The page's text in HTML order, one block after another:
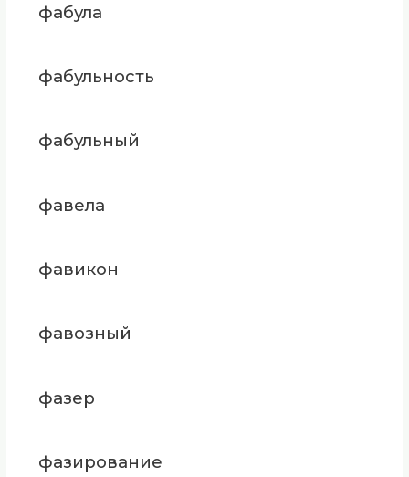
фабула
фабульность
фабульный
фавела
фавикон
фавозный
фазер
фазирование